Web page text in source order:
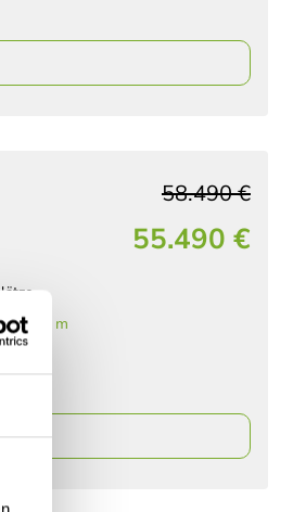
55.490 €
58.490 €
6,36 m